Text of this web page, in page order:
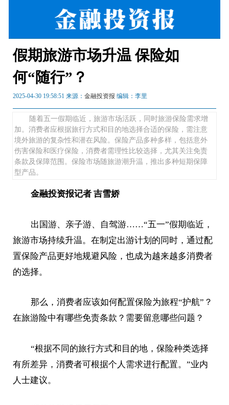
假期旅游市场升温 保险如
何“随行”？
2025-04-30 19:58:51 来源：金融投资报 编辑：李里
随着五一假期临近，旅游市场活跃，同时旅游保险需求增
加。消费者应根据旅行方式和目的地选择合适的保险，需注意
境外旅游的复杂性和潜在风险。保险产品多种多样，包括意外
伤害保险和医疗保险，消费者需理性比较选择，尤其关注免责
条款及保障范围。保险市场随旅游潮升温，推出多种短期保障
型产品。
金融投资报记者 吉雪娇
出国游、亲子游、自驾游……“五一”假期临近，
旅游市场持续升温。在制定出游计划的同时，通过配
置保险产品更好地规避风险，也成为越来越多消费者
的选择。
那么，消费者应该如何配置保险为旅程“护航”？
在旅游险中有哪些免责条款？需要留意哪些问题？
“根据不同的旅行方式和目的地，保险种类选择
有所差异，消费者可根据个人需求进行配置。”业内
人士建议。